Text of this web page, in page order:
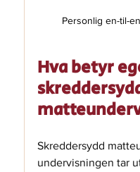
Personlig en-til-
Hva betyr
Skreddersydd
undervisningen tar